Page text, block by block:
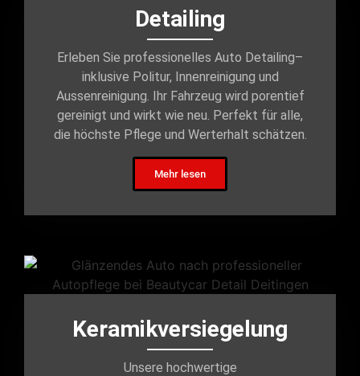
Detailing
Erleben Sie professionelles Auto Detailing–
inklusive Politur, Innenreinigung und
Aussenreinigung. Ihr Fahrzeug wird porentief
gereinigt und wirkt wie neu. Perfekt für alle,
die höchste Pflege und Werterhalt schätzen.
Mehr lesen
Keramikversiegelung
Unsere hochwertige